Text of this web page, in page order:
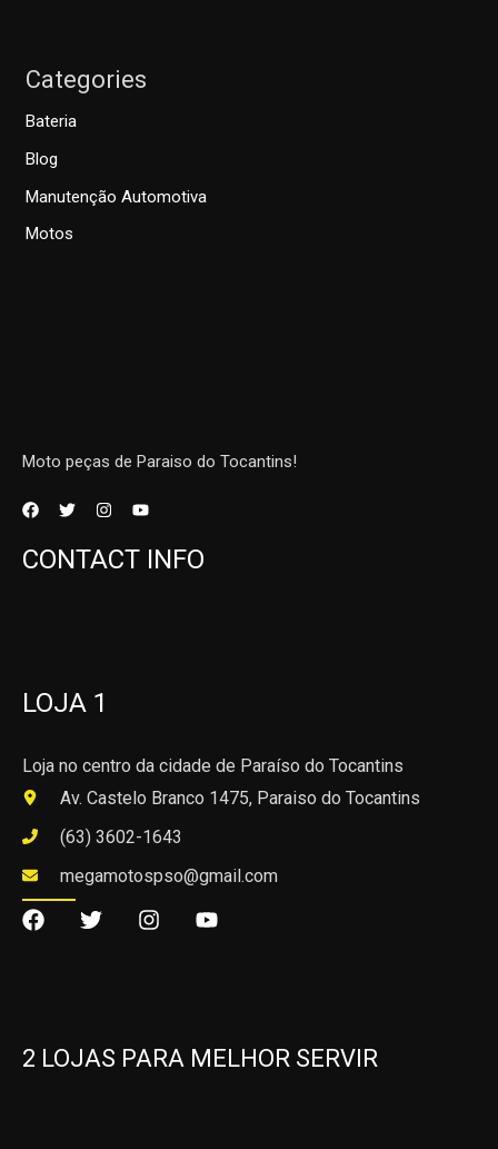
Categories
Bateria
Blog
Manutenção Automotiva
Motos
Moto peças de Paraiso do Tocantins!
CONTACT INFO
LOJA 1
Loja no centro da cidade de Paraíso do Tocantins
Av. Castelo Branco 1475, Paraiso do Tocantins
(63) 3602-1643
megamotospso@gmail.com
2 LOJAS PARA MELHOR SERVIR